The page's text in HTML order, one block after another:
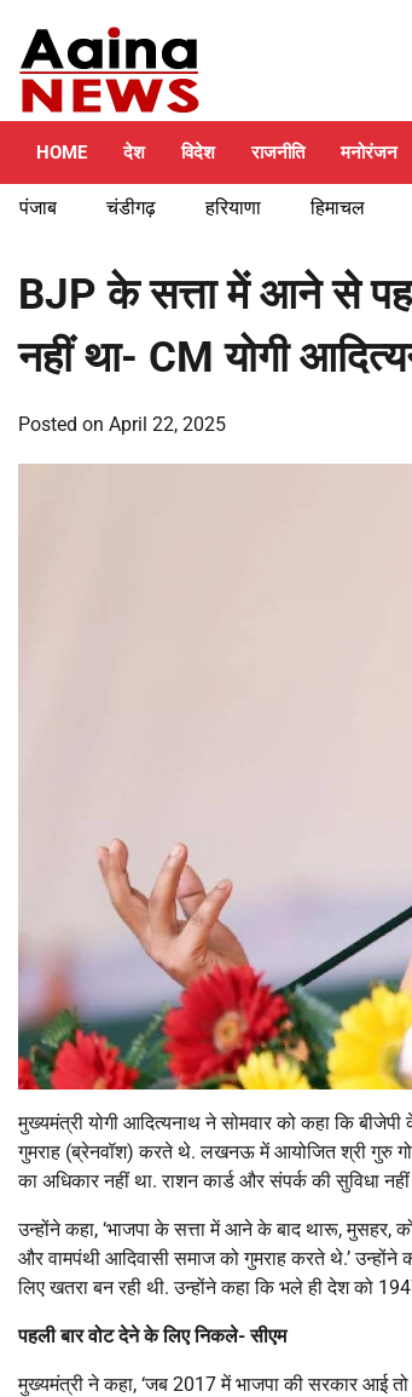
content
HOME देश विदेश राजनीति मनोरंजन
पंजाब चंडीगढ़ हरियाणा हिमाचल
BJP के सत्ता में आने से
नहीं था- CM योगी
Posted on April 22, 2025
मुख्यमंत्री योगी आदित्यनाथ ने सोमवार को कहा कि
गुमराह (ब्रेनवॉश) करते थे. लखनऊ में आयोजित श्री गुरु
का अधिकार नहीं था. राशन कार्ड और संपर्क की सुविधा नहीं
उन्होंने कहा, ‘भाजपा के सत्ता में आने के बाद थारू, मुसहर,
और वामपंथी आदिवासी समाज को गुमराह करते थे.’ उन्होंने
लिए खतरा बन रही थी. उन्होंने कहा कि भले ही देश को
पहली बार वोट देने के लिए निकले- सीएम
मुख्यमंत्री ने कहा, ‘जब 2017 में भाजपा की सरकार आई तो